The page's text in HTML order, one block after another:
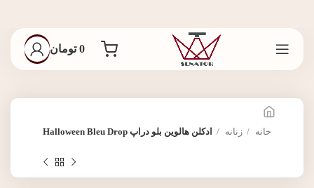
0 تومان
خانه زنانه ادکلن هالوین بلو دراپ Halloween Bleu Drop